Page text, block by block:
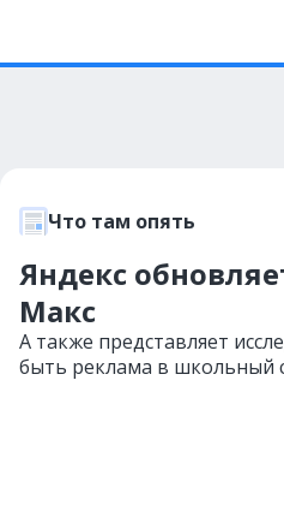
Что там опять
Яндекс
Макс
А также представляет
быть реклама в школьный